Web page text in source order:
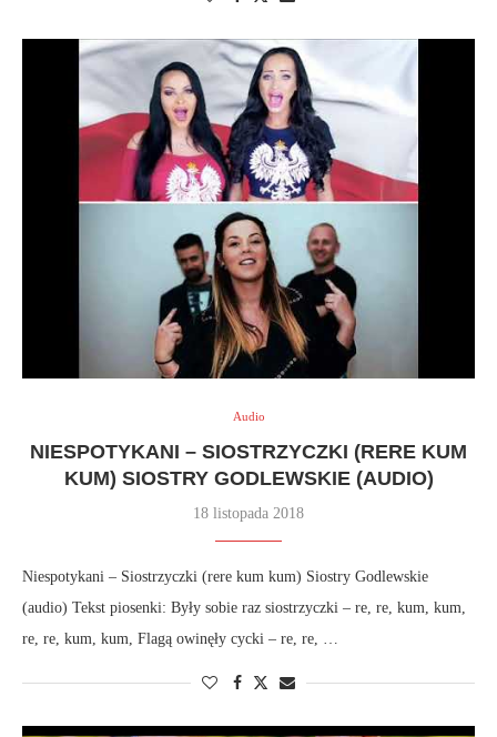
Audio
NIESPOTYKANI – SIOSTRZYCZKI (RERE KUM
KUM) SIOSTRY GODLEWSKIE (AUDIO)
18 listopada 2018
Niespotykani – Siostrzyczki (rere kum kum) Siostry Godlewskie
(audio) Tekst piosenki: Były sobie raz siostrzyczki – re, re, kum, kum,
re, re, kum, kum, Flagą owinęły cycki – re, re, …